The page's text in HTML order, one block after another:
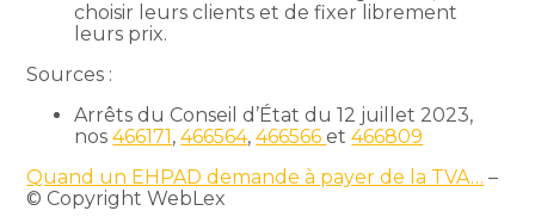
choisir leurs clients et de fixer librement
leurs prix.
Sources :
Arrêts du Conseil d’État du 12 juillet 2023,
nos466171,466564,466566et466809
Quand un EHPAD demande à payer de la TVA… –
© Copyright WebLex